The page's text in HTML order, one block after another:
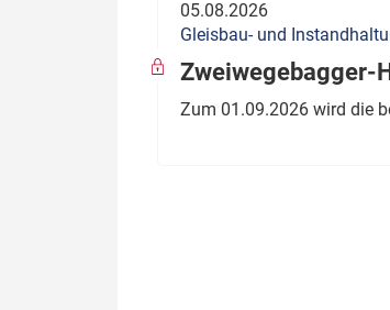
05.08.2026
Gleisbau- und
Zweiwegebagger-
Zum 01.09.2026 wird die